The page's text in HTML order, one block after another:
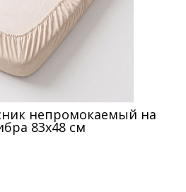
непромокаемый на
83х48 см